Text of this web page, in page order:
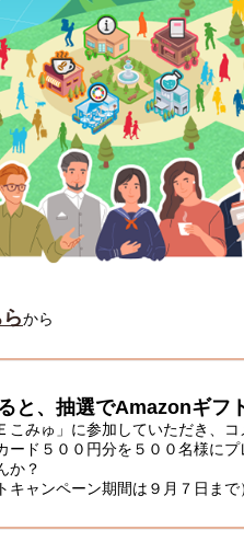
から
と、抽選でAmazonギフ
こみゅ」に参加していただき、
ード５００円分を５００名様に
か？
キャンペーン期間は９月７日まで